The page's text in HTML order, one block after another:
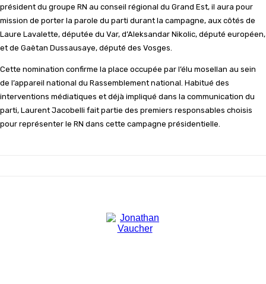
président du groupe RN au conseil régional du Grand Est, il aura pour
mission de porter la parole du parti durant la campagne, aux côtés de
Laure Lavalette, députée du Var, d’Aleksandar Nikolic, député européen,
et de Gaëtan Dussausaye, député des Vosges.
Cette nomination confirme la place occupée par l’élu mosellan au sein
de l’appareil national du Rassemblement national. Habitué des
interventions médiatiques et déjà impliqué dans la communication du
parti, Laurent Jacobelli fait partie des premiers responsables choisis
pour représenter le RN dans cette campagne présidentielle.